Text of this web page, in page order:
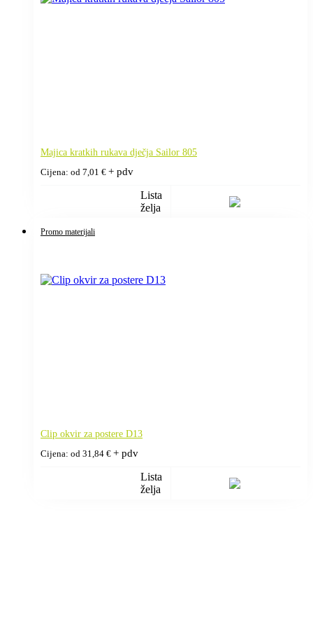
Majica kratkih rukava dječja Sailor 805
Cijena: od 7,01 € + pdv
Lista
želja
Promo materijali
Clip okvir za postere D13
Cijena: od 31,84 € + pdv
Lista
želja